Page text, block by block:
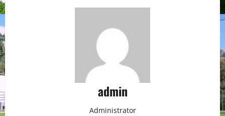
admin
Administrator